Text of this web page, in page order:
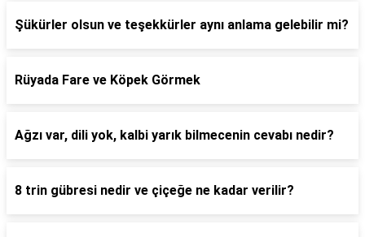
Şükürler olsun ve teşekkürler aynı anlama gelebilir mi?
Rüyada Fare ve Köpek Görmek
Ağzı var, dili yok, kalbi yarık bilmecenin cevabı nedir?
8 trin gübresi nedir ve çiçeğe ne kadar verilir?